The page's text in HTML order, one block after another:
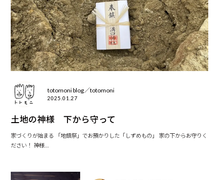
totomoni blog／totomoni
2025.01.27
土地の神様 下から守って
家づくりが始まる 「地鎮祭」でお預かりした「しずめもの」 家の下からお守りく
ださい！ 神様...